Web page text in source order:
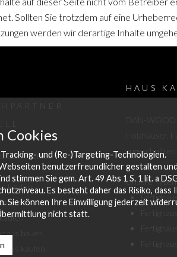
Cookies
und (Re-)Targeting-Technologien.
benutzerfreundlicher gestalten
stimmen Sie gem. Art. 49 Abs 1 S. 1 lit. a
Es besteht daher das Risiko,
Sie können Ihre Einwilligung jederzeit
nicht statt.
Sollten Sie trotzdem auf eine
werden wir derartige Inhalte
den Themen
kaufen
bauen
kaufen
HAUS
zugeschnitten
Unsere